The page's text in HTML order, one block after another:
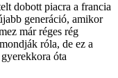
dobott piacra a francia
generáció, amikor
már réges rég
róla, de ez a
óta